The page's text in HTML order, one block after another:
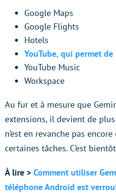
Google Maps
Google Flights
Hotels
YouTube, qui permet
YouTube Music
Workspace
Au fur et à mesure que
extensions, il devient de
n’est en revanche pas
certaines tâches. C’est
À lire > Comment utiliser
téléphone Android est